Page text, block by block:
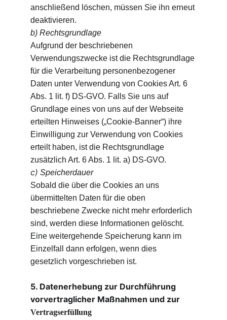
anschließend löschen, müssen Sie ihn erneut
deaktivieren.
b) Rechtsgrundlage
Aufgrund der beschriebenen
Verwendungszwecke ist die Rechtsgrundlage
für die Verarbeitung personenbezogener
Daten unter Verwendung von Cookies Art. 6
Abs. 1 lit. f) DS-GVO. Falls Sie uns auf
Grundlage eines von uns auf der Webseite
erteilten Hinweises („Cookie-Banner“) ihre
Einwilligung zur Verwendung von Cookies
erteilt haben, ist die Rechtsgrundlage
zusätzlich Art. 6 Abs. 1 lit. a) DS-GVO.
c) Speicherdauer
Sobald die über die Cookies an uns
übermittelten Daten für die oben
beschriebene Zwecke nicht mehr erforderlich
sind, werden diese Informationen gelöscht.
Eine weitergehende Speicherung kann im
Einzelfall dann erfolgen, wenn dies
gesetzlich vorgeschrieben ist.
5. Datenerhebung zur Durchführung
vorvertraglicher Maßnahmen und zur
Vertragserfüllung